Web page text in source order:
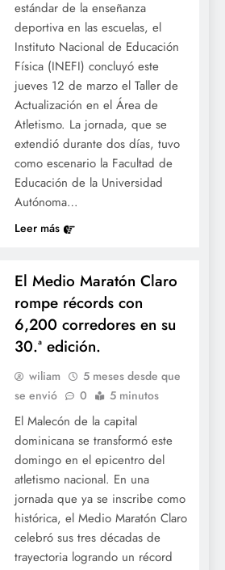
estándar de la enseñanza
deportiva en las escuelas, el
Instituto Nacional de Educación
Física (INEFI) concluyó este
jueves 12 de marzo el Taller de
Actualización en el Área de
Atletismo. La jornada, que se
extendió durante dos días, tuvo
como escenario la Facultad de
Educación de la Universidad
Autónoma…
Leer más
El Medio Maratón Claro
rompe récords con
6,200 corredores en su
30.ª edición.
wiliam
5 meses desde que
se envió
0 5 minutos
El Malecón de la capital
dominicana se transformó este
domingo en el epicentro del
atletismo nacional. En una
jornada que ya se inscribe como
histórica, el Medio Maratón Claro
celebró sus tres décadas de
trayectoria logrando un récord